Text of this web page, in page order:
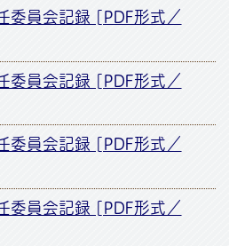
委員会記録 [PDF形式／
委員会記録 [PDF形式／
委員会記録 [PDF形式／
委員会記録 [PDF形式／